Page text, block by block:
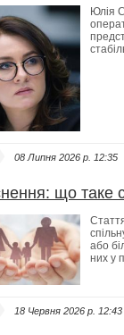
Юлія
08 Липня 2026 p. 12:35
що таке
або
них у
18 Червня 2026 p. 12:43